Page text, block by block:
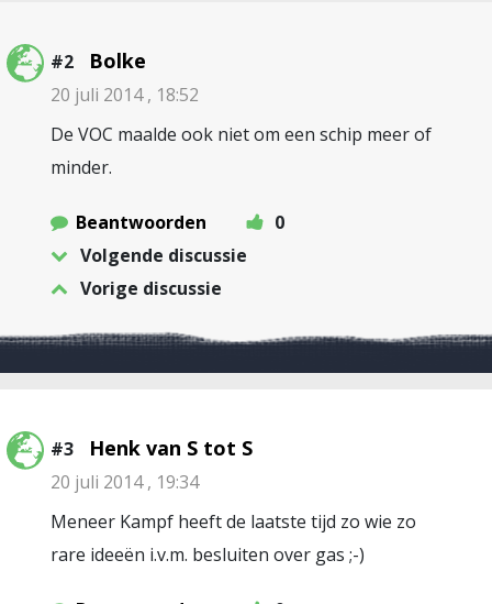
#2 Bolke
20 juli 2014 , 18:52
De VOC maalde ook niet om een schip meer of
minder.
Beantwoorden
0
Volgende discussie
Vorige discussie
#3 Henk van S tot S
20 juli 2014 , 19:34
Meneer Kampf heeft de laatste tijd zo wie zo
rare ideeën i.v.m. besluiten over gas ;-)